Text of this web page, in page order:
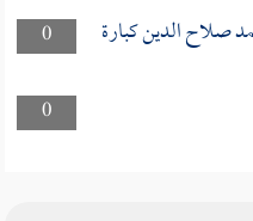
0
صلاح الدين كبارة
0